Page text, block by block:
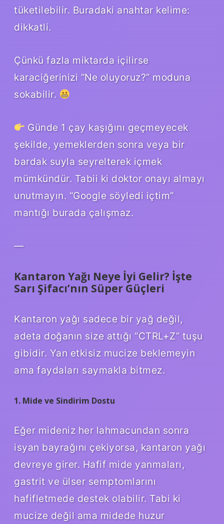
tüketilebilir. Buradaki anahtar kelime:
dikkatli.
Çünkü fazla miktarda içilirse
karaciğerinizi “Ne oluyoruz?” moduna
sokabilir.
Günde 1 çay kaşığını geçmeyecek
şekilde, yemeklerden sonra veya bir
bardak suyla seyrelterek içmek
mümkündür. Tabii ki doktor onayı almayı
unutmayın. “Google söyledi içtim”
mantığı burada çalışmaz.
—
Kantaron Yağı Neye İyi Gelir? İşte
Sarı Şifacı’nın Süper Güçleri
Kantaron yağı sadece bir yağ değil,
adeta doğanın size attığı “CTRL+Z” tuşu
gibidir. Yan etkisiz mucize beklemeyin
ama faydaları saymakla bitmez.
1. Mide ve Sindirim Dostu
Eğer mideniz her lahmacundan sonra
isyan bayrağını çekiyorsa, kantaron yağı
devreye girer. Hafif mide yanmaları,
gastrit ve ülser semptomlarını
hafifletmede destek olabilir. Tabi ki
mucize değil ama midede huzur